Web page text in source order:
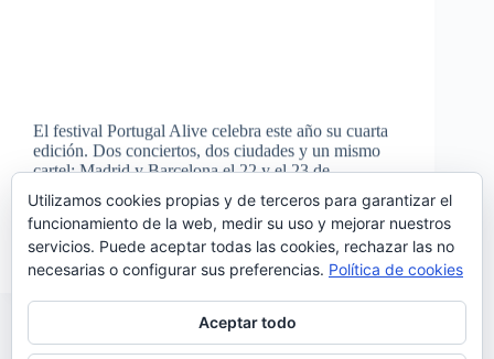
El festival Portugal Alive celebra este año su cuarta
edición. Dos conciertos, dos ciudades y un mismo
cartel: Madrid y Barcelona el 22 y el 23 de
septiembre respectivamente. El cartel de este año,
trae, como siempre, a tres bandas…
Noemí Sánchez
27/07/2017
2 comentarios
Utilizamos cookies propias y de terceros para garantizar el
funcionamiento de la web, medir su uso y mejorar nuestros
servicios. Puede aceptar todas las cookies, rechazar las no
necesarias o configurar sus preferencias. Política de cookies
Aceptar todo